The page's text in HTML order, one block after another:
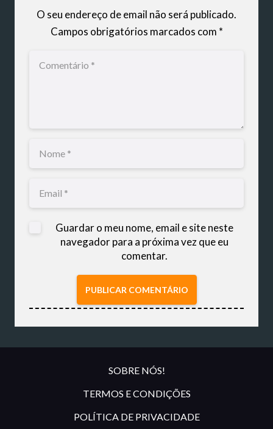
O seu endereço de email não será publicado.
Campos obrigatórios marcados com *
Guardar o meu nome, email e site neste
navegador para a próxima vez que eu
comentar.
PUBLICAR COMENTÁRIO
SOBRE NÓS!
TERMOS E CONDIÇÕES
POLÍTICA DE PRIVACIDADE